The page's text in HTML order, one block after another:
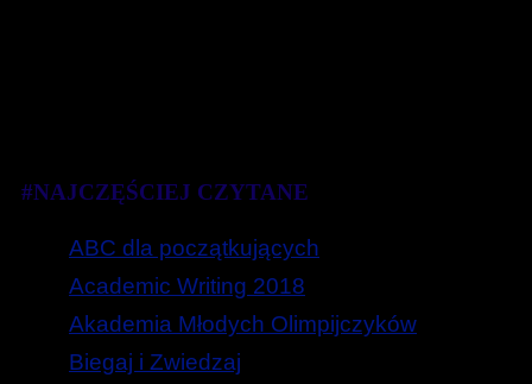
#NAJCZĘŚCIEJ CZYTANE
ABC dla początkujących
Academic Writing 2018
Akademia Młodych Olimpijczyków
Biegaj i Zwiedzaj